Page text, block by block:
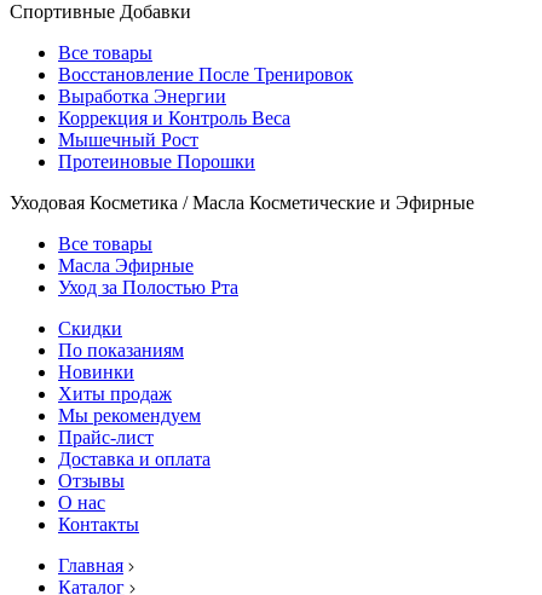
Спортивные Добавки
Все товары
Восстановление После Тренировок
Выработка Энергии
Коррекция и Контроль Веса
Мышечный Рост
Протеиновые Порошки
Уходовая Косметика / Масла Косметические и Эфирные
Все товары
Масла Эфирные
Уход за Полостью Рта
Скидки
По показаниям
Новинки
Хиты продаж
Мы рекомендуем
Прайс-лист
Доставка и оплата
Отзывы
О нас
Контакты
Главная
Каталог